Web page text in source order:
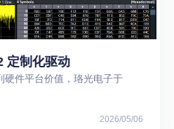
定制化驱动
硬件平台价值，珞光电子于
2026/05/06